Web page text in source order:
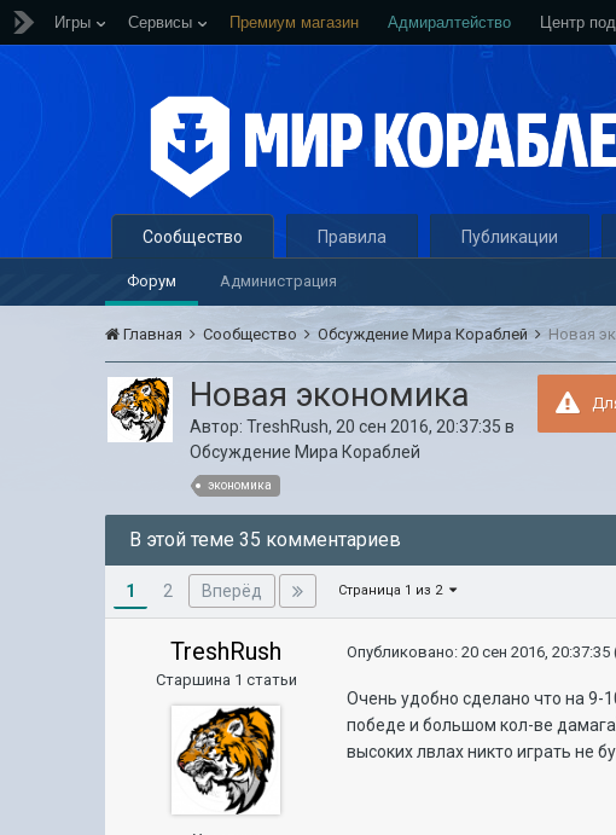
Игры Сервисы Премиум магазин Адмиралтейство Центр
Сообщество
Форум Администрация
Правила Публикации
Главная Сообщество Обсуждение Мира Кораблей Новая
Новая экономика
Автор:TreshRush, 20 сен 2016, 20:37:35 в
Обсуждение Мира Кораблей
экономика
В этой теме 35 комментариев
1 2 Вперёд Страница 1 из 2
TreshRush
Старшина 1 статьи
Опубликовано:20 сен 2016, 20:37:35
Очень удобно сделано что на 9-
победе и большом кол-ве
высоких лвлах никто играть не